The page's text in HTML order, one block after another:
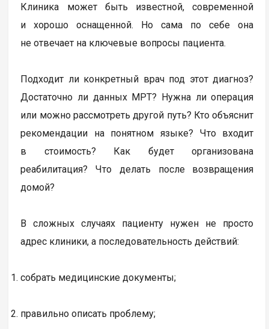
Клиника может быть известной, современной
и хорошо оснащенной. Но сама по себе она
не отвечает на ключевые вопросы пациента.
Подходит ли конкретный врач под этот диагноз?
Достаточно ли данных МРТ? Нужна ли операция
или можно рассмотреть другой путь? Кто объяснит
рекомендации на понятном языке? Что входит
в стоимость? Как будет организована
реабилитация? Что делать после возвращения
домой?
В сложных случаях пациенту нужен не просто
адрес клиники, а последовательность действий:
собрать медицинские документы;
правильно описать проблему;